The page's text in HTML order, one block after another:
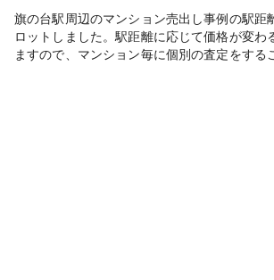
旗の台駅周辺のマンション売出し事例の駅距
ロットしました。駅距離に応じて価格が変わ
ますので、マンション毎に個別の査定をする